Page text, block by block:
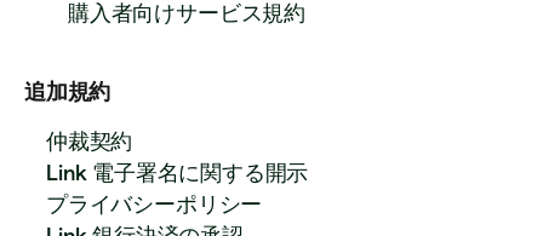
購入者向けサービス規約
追加規約
仲裁契約
Link 電子署名に関する開示
プライバシーポリシー